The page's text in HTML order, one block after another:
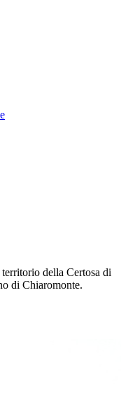
della Certosa di
di Chiaromonte.